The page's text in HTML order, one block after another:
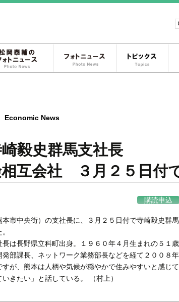
ース
Economic News
毅史群馬支社長
互会社 ３月２５日付
購読申込
市中央街）の支社長に、３月２５日付で寺崎毅史群
は長野県立科町出身。１９６０年４月生まれの５１
部課長、ネットワーク業務部長などを経て２００８
が、熊本は人柄や気候が穏やかで住みやすいと感じ
きたい」と話している。 （村上）